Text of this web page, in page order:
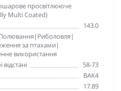
просвітлююче
Multi Coated)
143.0
за птахами|
використання
58-73
BAK4
17.89